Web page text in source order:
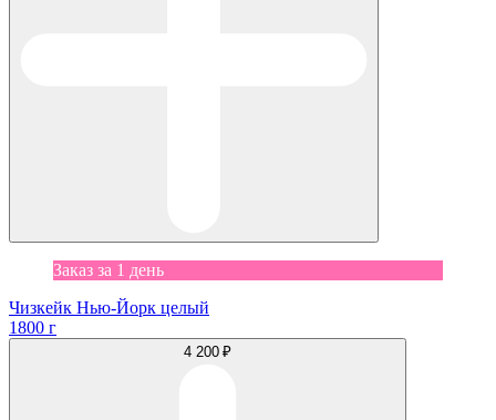
Заказ за 1 день
Чизкейк Нью-Йорк целый
1800 г
4 200 ₽